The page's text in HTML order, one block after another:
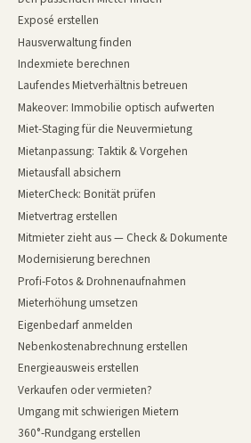
Exposé erstellen
Hausverwaltung finden
Indexmiete berechnen
Laufendes Mietverhältnis betreuen
Makeover: Immobilie optisch aufwerten
Miet-Staging für die Neuvermietung
Mietanpassung: Taktik & Vorgehen
Mietausfall absichern
MieterCheck: Bonität prüfen
Mietvertrag erstellen
Mitmieter zieht aus — Check & Dokumente
Modernisierung berechnen
Profi-Fotos & Drohnenaufnahmen
Mieterhöhung umsetzen
Eigenbedarf anmelden
Nebenkostenabrechnung erstellen
Energieausweis erstellen
Verkaufen oder vermieten?
Umgang mit schwierigen Mietern
360°-Rundgang erstellen